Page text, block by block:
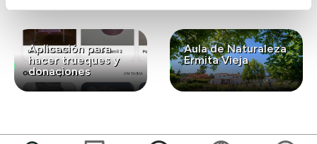
Aplicación para
hacer trueques y
donaciones
Aula de Naturaleza
Ermita Vieja